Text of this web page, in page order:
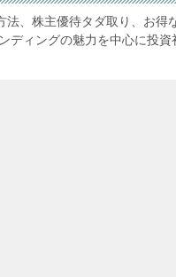
法、株主優待タダ取り、お得
ディングの魅力を中心に投